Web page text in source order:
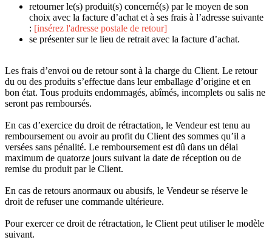
retourner le(s) produit(s) concerné(s) par le moyen de son
choix avec la facture d’achat et à ses frais à l’adresse suivante
: [insérez l'adresse postale de retour]
se présenter sur le lieu de retrait avec la facture d’achat.
Les frais d’envoi ou de retour sont à la charge du Client. Le retour
du ou des produits s’effectue dans leur emballage d’origine et en
bon état. Tous produits endommagés, abîmés, incomplets ou salis ne
seront pas remboursés.
En cas d’exercice du droit de rétractation, le Vendeur est tenu au
remboursement ou avoir au profit du Client des sommes qu’il a
versées sans pénalité. Le remboursement est dû dans un délai
maximum de quatorze jours suivant la date de réception ou de
remise du produit par le Client.
En cas de retours anormaux ou abusifs, le Vendeur se réserve le
droit de refuser une commande ultérieure.
Pour exercer ce droit de rétractation, le Client peut utiliser le modèle
suivant.